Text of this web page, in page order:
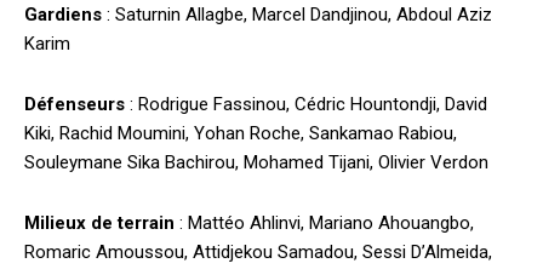
Gardiens : Saturnin Allagbe, Marcel Dandjinou, Abdoul Aziz
Karim
Défenseurs : Rodrigue Fassinou, Cédric Hountondji, David
Kiki, Rachid Moumini, Yohan Roche, Sankamao Rabiou,
Souleymane Sika Bachirou, Mohamed Tijani, Olivier Verdon
Milieux de terrain : Mattéo Ahlinvi, Mariano Ahouangbo,
Romaric Amoussou, Attidjekou Samadou, Sessi D’Almeida,